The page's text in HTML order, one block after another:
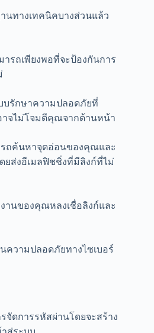
ทางเทคนิคบางส่วนแล้ว
รถเพียงพอที่จะป้องกันการ
บรักษาความปลอดภัยที่
าจไม่โจมตีคุณจากด้านหน้า
ถค้นหาจุดอ่อนของคุณและ
ยส่งอีเมลฟิชชิ่งที่มีลิงก์ที่ไม่
านของคุณหลงเชื่อลิงก์และ
ความปลอดภัยทางไซเบอร์
จัดการรหัสผ่านโดยจะสร้าง